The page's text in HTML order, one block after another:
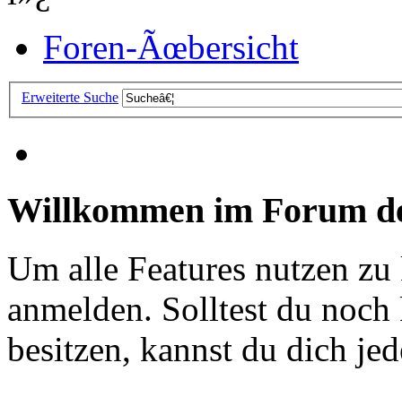
Foren-Ãœbersicht
Erweiterte Suche
Willkommen im Forum
Um alle Features nutzen
anmelden. Solltest du
besitzen, kannst du dich